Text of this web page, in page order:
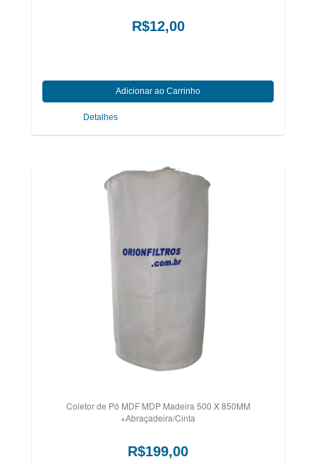
R$12,00
Detalhes
Coletor de Pó MDF MDP Madeira 500 X 850MM
+Abraçadeira/Cinta
R$199,00